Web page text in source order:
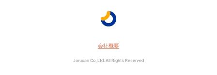
会社概要
Jorudan Co.,Ltd. All Rights Reserved